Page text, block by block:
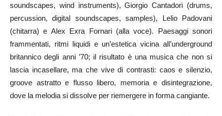
soundscapes, wind instruments), Giorgio Cantadori (drums,
percussion, digital soundscapes, samples), Lelio Padovani
(chitarra) e Alex Exra Fornari (alla voce). Paesaggi sonori
frammentati, ritmi liquidi e un’estetica vicina all’underground
britannico degli anni ’70; il risultato è una musica che non si
lascia incasellare, ma che vive di contrasti: caos e silenzio,
groove astratto e flusso libero, memoria e disintegrazione,
dove la melodia si dissolve per riemergere in forma cangiante.